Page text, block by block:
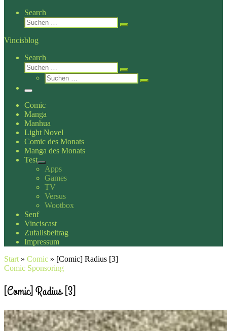
Search
Suche
Suchen …
Vincisblog
Search
Suche
Suchen …
Suche
Suchen …
Menü
Comic
Manga
Manhua
Light Novel
Comic des Monats
Manga des Monats
Test
Apps
Games
TV
Versus
Wootbox
Senf
Vinciscast
Zufallsbeitrag
Impressum
Start » Comic » [Comic] Radius [3]
Comic Sponsoring
[Comic] Radius [3]